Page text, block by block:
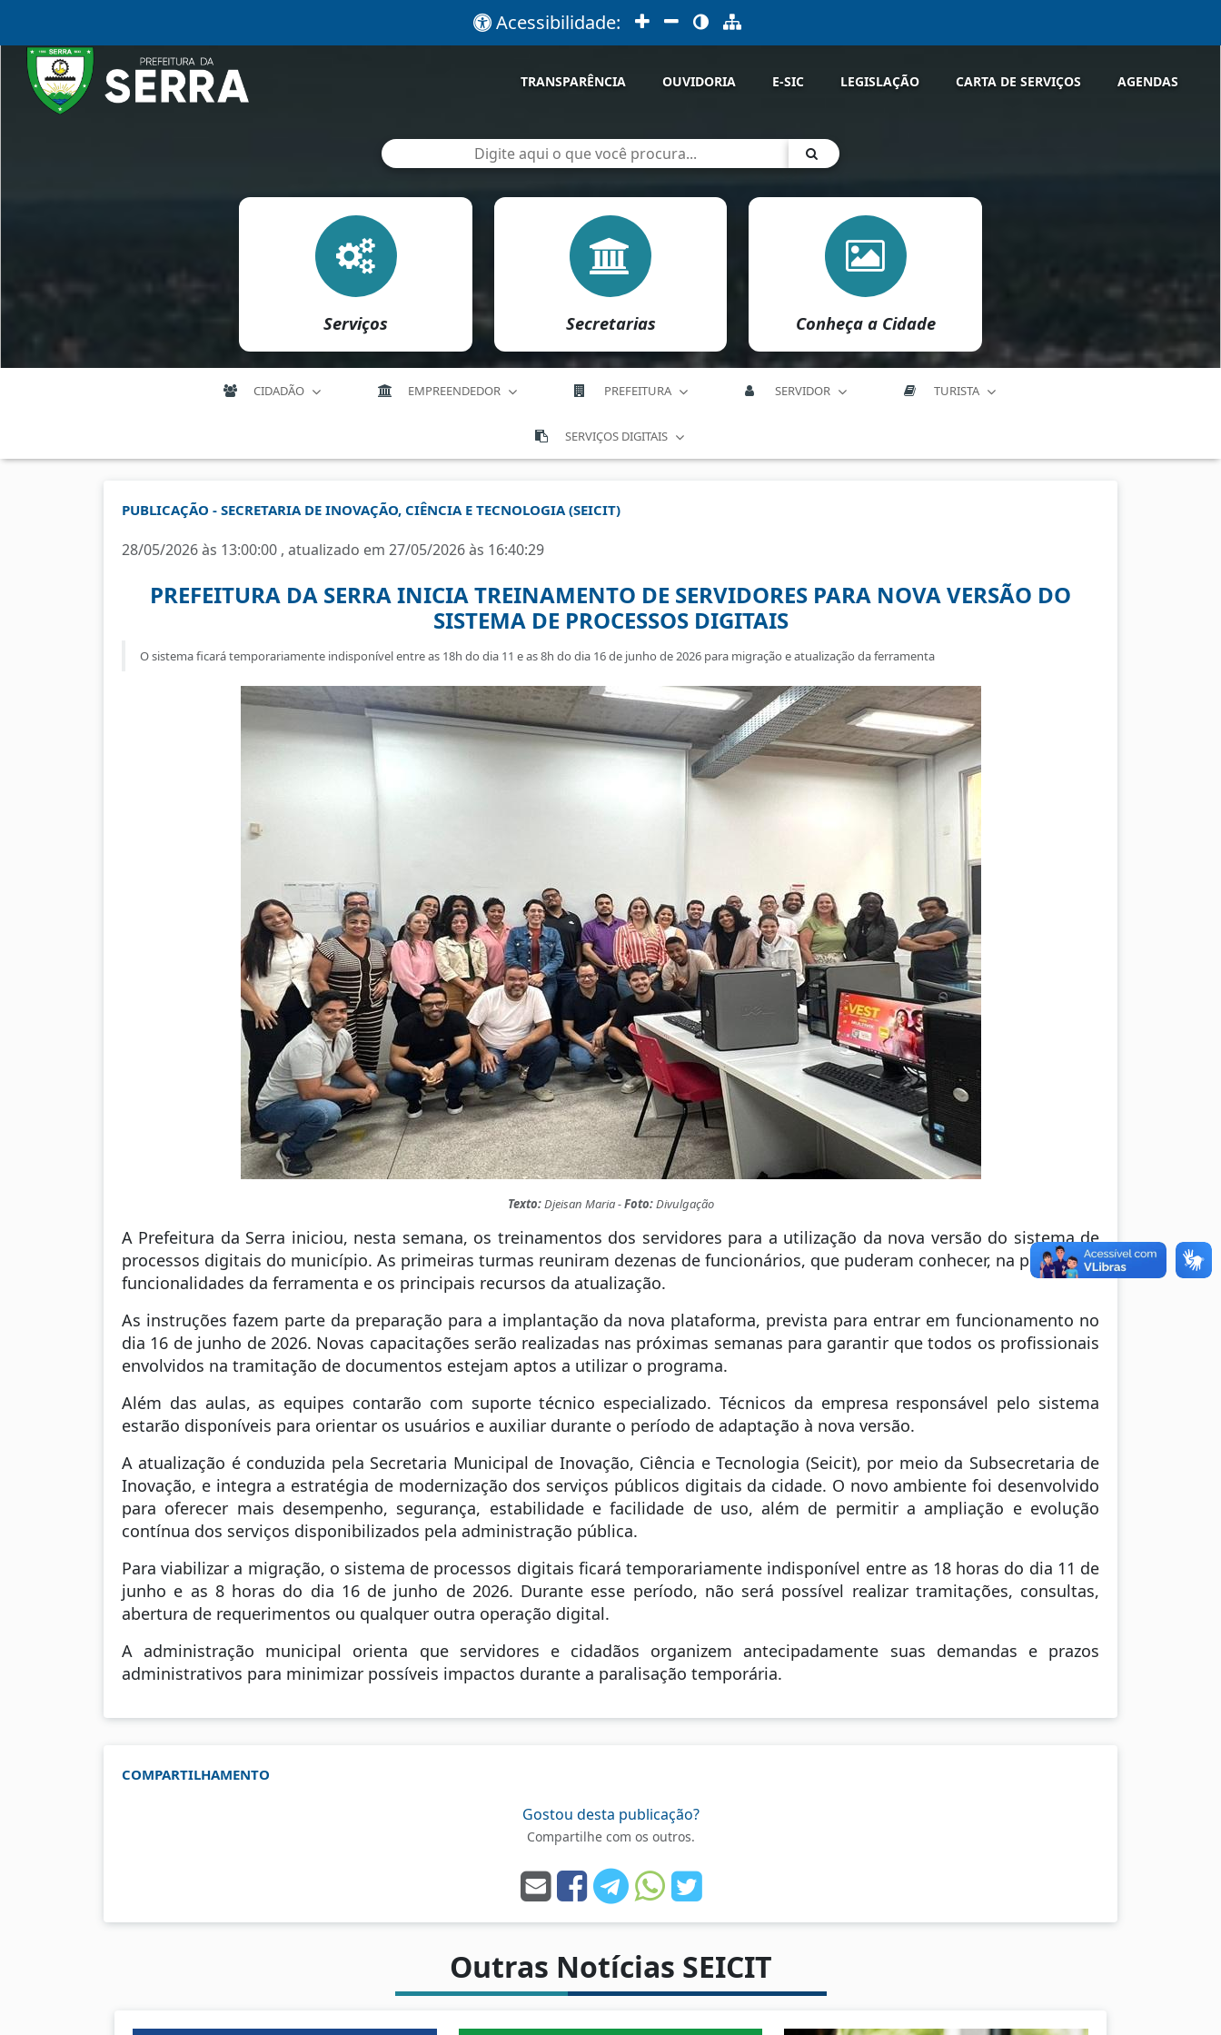
Acessibilidade:
TRANSPARÊNCIA OUVIDORIA E-SIC LEGISLAÇÃO CARTA DE SERVIÇOS AGENDAS
Serviços Secretarias Conheça a Cidade
CIDADÃO EMPREENDEDOR PREFEITURA SERVIDOR TURISTA
SERVIÇOS DIGITAIS
PUBLICAÇÃO - SECRETARIA DE INOVAÇÃO, CIÊNCIA E TECNOLOGIA (SEICIT)
28/05/2026 às 13:00:00 , atualizado em 27/05/2026 às 16:40:29
PREFEITURA DA SERRA INICIA TREINAMENTO DE SERVIDORES PARA NOVA VERSÃO DO
SISTEMA DE PROCESSOS DIGITAIS
O sistema ficará temporariamente indisponível entre as 18h do dia 11 e as 8h do dia 16 de junho de 2026 para migração e atualização da ferramenta
Texto:Djeisan Maria -Foto:Divulgação
A Prefeitura da Serra iniciou, nesta semana, os treinamentos dos servidores para a utilização da nova versão do sistema de
processos digitais do município. As primeiras turmas reuniram dezenas de funcionários, que puderam conhecer, na prática, as
funcionalidades da ferramenta e os principais recursos da atualização.
As instruções fazem parte da preparação para a implantação da nova plataforma, prevista para entrar em funcionamento no
dia 16 de junho de 2026. Novas capacitações serão realizadas nas próximas semanas para garantir que todos os profissionais
envolvidos na tramitação de documentos estejam aptos a utilizar o programa.
Além das aulas, as equipes contarão com suporte técnico especializado. Técnicos da empresa responsável pelo sistema
estarão disponíveis para orientar os usuários e auxiliar durante o período de adaptação à nova versão.
A atualização é conduzida pela Secretaria Municipal de Inovação, Ciência e Tecnologia (Seicit), por meio da Subsecretaria de
Inovação, e integra a estratégia de modernização dos serviços públicos digitais da cidade. O novo ambiente foi desenvolvido
para oferecer mais desempenho, segurança, estabilidade e facilidade de uso, além de permitir a ampliação e evolução
contínua dos serviços disponibilizados pela administração pública.
Para viabilizar a migração, o sistema de processos digitais ficará temporariamente indisponível entre as 18 horas do dia 11 de
junho e as 8 horas do dia 16 de junho de 2026. Durante esse período, não será possível realizar tramitações, consultas,
abertura de requerimentos ou qualquer outra operação digital.
A administração municipal orienta que servidores e cidadãos organizem antecipadamente suas demandas e prazos
administrativos para minimizar possíveis impactos durante a paralisação temporária.
COMPARTILHAMENTO
Gostou desta publicação?
Compartilhe com os outros.
Outras Notícias SEICIT